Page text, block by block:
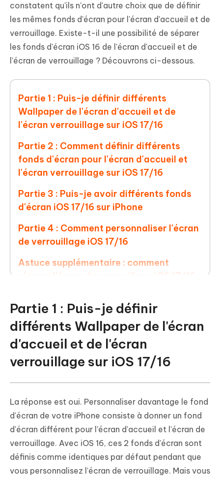
constatent qu'ils n'ont d'autre choix que de définir
les mêmes fonds d'écran pour l'écran d'accueil et de
verrouillage. Existe-t-il une possibilité de séparer
les fonds d'écran iOS 16 de l'écran d'accueil et de
l'écran de verrouillage ? Découvrons ci-dessous.
Partie 1 : Puis-je définir différents
Wallpaper de l'écran d'accueil et de
l'écran verrouillage sur iOS 17/16
Partie 2 : Comment définir différents
fonds d'écran pour l'écran d'accueil et
l'écran verrouillage sur iOS 17/16
Partie 3 : Puis-je avoir différents fonds
d'écran iOS 17/16 sur iPhone
Partie 4 : Comment personnaliser l'écran
de verrouillage iOS 17/16
Astuce supplémentaire : comment
réparer l'écran de verrouillage iOS 17/16
Afficher Plus
Partie 1 : Puis-je définir
différents Wallpaper de l'écran
d'accueil et de l'écran
verrouillage sur iOS 17/16
La réponse est oui. Personnaliser davantage le fond
d'écran de votre iPhone consiste à donner un fond
d'écran différent pour l'écran d'accueil et l'écran de
verrouillage. Avec iOS 16, ces 2 fonds d'écran sont
définis comme identiques par défaut pendant que
vous personnalisez l'écran de verrouillage. Mais vous